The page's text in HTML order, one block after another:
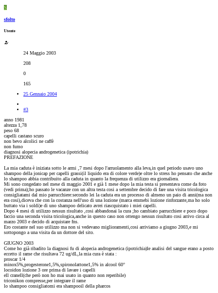
S
sfolto
Utente
24 Maggio 2003
208
0
165
25 Gennaio 2004
#3
anno 1981
altezza 1,78
peso 68
capelli castano scuro
non bevo alcolici ne caffè
non fumo
diagnosi alopecia androgenetica (ipotrichia)
PREFAZIONE
La mia caduta è iniziata sotto le armi ,7 mesi dopo l'arruolamento alla leva,in quel periodo usavo uno
shampoo della jonicap per capelli grassi(il liquido era di colore verde)e oltre lo stress ho pensato che anche
lo shampoo abbia contribuito alla caduta in quanto la frequenza di utilizzo era giornaliera.
Mi sono congedato nel mese di maggio 2001 e già 1 mese dopo la mia testa si presentava come da foto
(vedi prima);ho passato le vacanze con un altra testa cosi a settembre decido di fare una visita tricologica
consigliatami dal mio parrucchiere:secondo lei la caduta era un processo di almeno un paio di anni(ma non
era cosi),diceva che con la costanza nell'uso di una lozione (marca emmebi lozione rinforzante,ma ho solo
buttato via i soldi)e di uno shampoo delicato avrei riascquistato i miei capelli.
Dopo 4 mesi di utilizzo nessun risultato ,cosi abbandonai la cura ;ho cambiato parrucchiere e poco dopo
faccio una seconda visita tricologica,anche in questo caso non ottengo nessun risultato cosi arrivo circa al
marzo 2003 e decido di acquistare fns.
Ero costante nel suo utilizzo ma non si vedevano miglioramenti,cosi arriviamo a giugno 2003,e mi
sottopongo a una visita da un dottore del sito.
GIUGNO 2003
Come ho già ribadito la diagnosi fu di alopecia androgenetica (ipotrichia)le analisi del sangue erano a posto
eccetto il rame che risultava 72 ug/dL,la mia cura è stata :
proscar 1/4
minox5%,progesterone1,5%,spironolattone1,5% in alcool 60°
locoidon lozione 3 ore prima di lavare i capelli
ell cranell(che però non ho mai usato in quanto non reperibile)
triconikon compresse,per integrare il rame
lo shampoo consigliatomi era shampooil della pharcos